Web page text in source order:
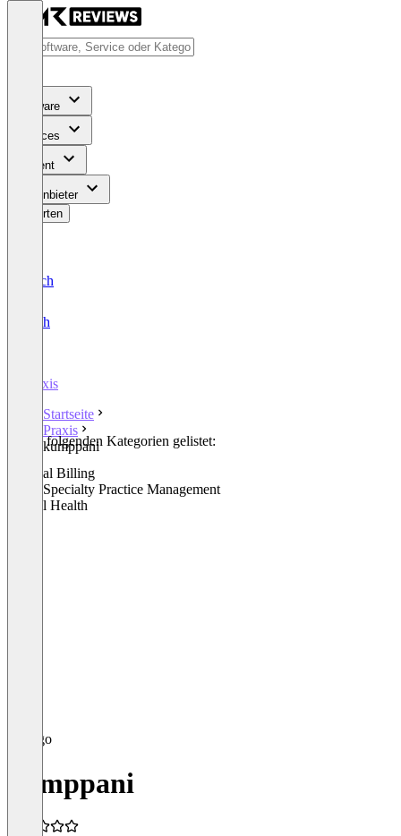
Software
Services
Content
Für Anbieter
Bewerten
Deutsch
English
Praxis
Startseite
Praxis
kumppani
In den folgenden Kategorien gelistet:
Medical Billing
Other Specialty Practice Management
Mental Health
kumppani